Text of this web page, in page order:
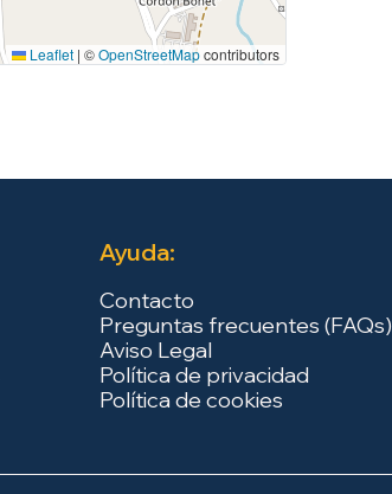
Leaflet | ©OpenStreetMapcontributors
Ayuda:
Contacto
Preguntas frecuentes (FAQs)
Aviso Legal
Política de privacidad
Política de cookies